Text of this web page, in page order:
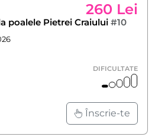
260 Lei
poalele Pietrei Craiului #10
DIFICULTATE
Înscrie-te